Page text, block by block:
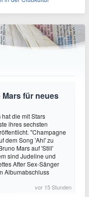
für neues
hat die mit Stars
ihres sechsten
"Champagne
dem Song 'Ahí' zu
Mars auf 'Still'
sind Judeline und
After Sex-Sänger
Albumabschluss
vor 15 Stunden